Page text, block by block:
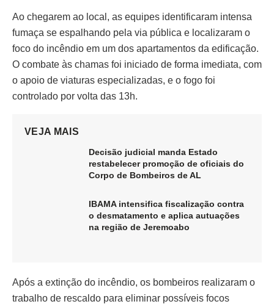
Ao chegarem ao local, as equipes identificaram intensa
fumaça se espalhando pela via pública e localizaram o
foco do incêndio em um dos apartamentos da edificação.
O combate às chamas foi iniciado de forma imediata, com
o apoio de viaturas especializadas, e o fogo foi
controlado por volta das 13h.
VEJA MAIS
Decisão judicial manda Estado
restabelecer promoção de oficiais do
Corpo de Bombeiros de AL
IBAMA intensifica fiscalização contra
o desmatamento e aplica autuações
na região de Jeremoabo
Após a extinção do incêndio, os bombeiros realizaram o
trabalho de rescaldo para eliminar possíveis focos